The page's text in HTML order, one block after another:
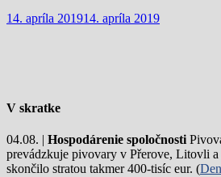
14. apríla 201914. apríla 2019
V skratke
04.08. | Hospodárenie spoločnosti
prevádzkuje pivovary v Přerove, Litovli
skončilo stratou takmer 400-tisíc eur. (